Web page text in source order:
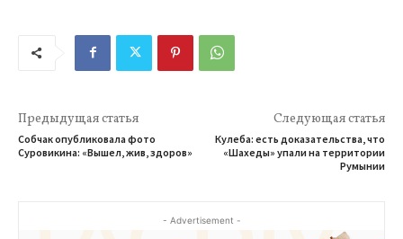
Предыдущая статья
Собчак опубликовала фото
Суровикина: «Вышел, жив, здоров»
Следующая статья
Кулеба: есть доказательства, что
«Шахеды» упали на территории
Румынии
- Advertisement -